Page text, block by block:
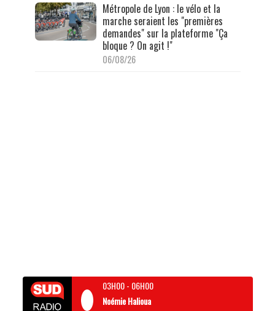
Métropole de Lyon : le vélo et la
marche seraient les "premières
demandes" sur la plateforme "Ça
bloque ? On agit !"
06/08/26
03H00- 06H00
Noémie Halioua